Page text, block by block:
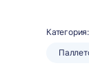
Категория: